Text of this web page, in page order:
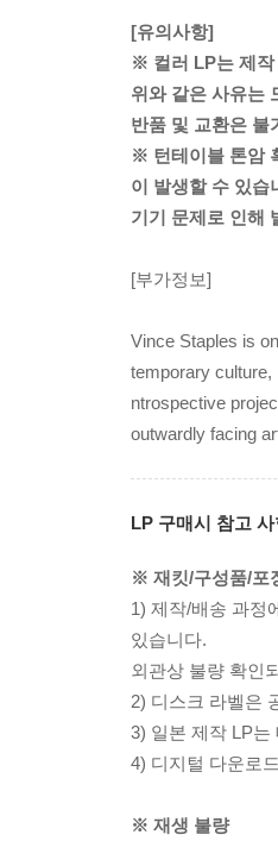
[유의사항]
※ 컬러 LP는 제작
위와 같은 사유는
반품 및 교환은 불
※ 턴테이블 톤암
이 발생할 수 있습
기기 문제로 인해
[부가정보]
Vince Staples is
temporary culture,
ntrospective
outwardly facing
LP 구매시 참고
※ 재킷/구성품/포
1) 제작/배송 과정
있습니다.
외관상 불량 확인
2) 디스크 라벨은
3) 일본 제작 LP는
4) 디지털 다운로
※ 재생 불량